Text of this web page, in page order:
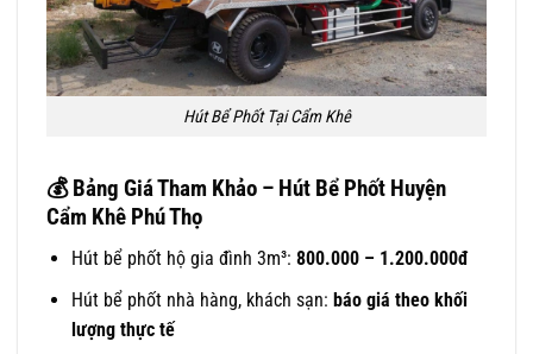
Hút Bể Phốt Tại Cẩm Khê
💰Bảng Giá Tham Khảo – Hút Bể Phốt Huyện
Cẩm Khê Phú Thọ
Hút bể phốt hộ gia đình 3m³: 800.000 – 1.200.000đ
Hút bể phốt nhà hàng, khách sạn: báo giá theo khối
lượng thực tế